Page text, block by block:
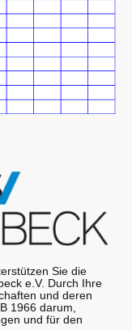
Sie die
e.V. Durch Ihre
und deren
1966 darum,
und für den